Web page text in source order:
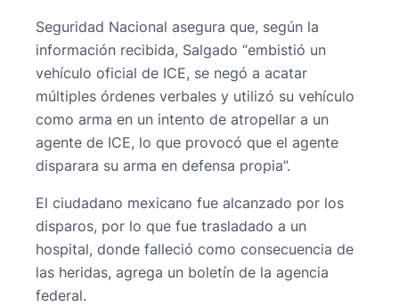
Seguridad Nacional asegura que, según la
información recibida, Salgado “embistió un
vehículo oficial de ICE, se negó a acatar
múltiples órdenes verbales y utilizó su vehículo
como arma en un intento de atropellar a un
agente de ICE, lo que provocó que el agente
disparara su arma en defensa propia”.
El ciudadano mexicano fue alcanzado por los
disparos, por lo que fue trasladado a un
hospital, donde falleció como consecuencia de
las heridas, agrega un boletín de la agencia
federal.